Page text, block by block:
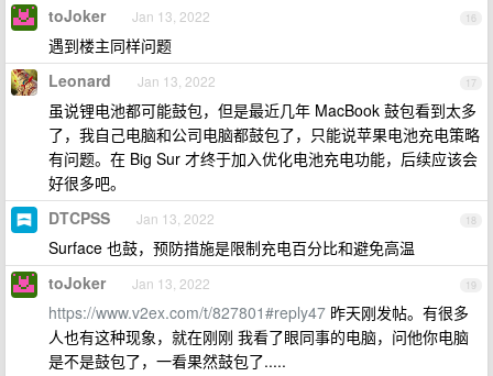
16
toJoker Jan 13, 2022
遇到楼主同样问题
17
Leonard Jan 13, 2022
虽说锂电池都可能鼓包，但是最近几年 MacBook 鼓包看到太多
了，我自己电脑和公司电脑都鼓包了，只能说苹果电池充电策略
有问题。在 Big Sur 才终于加入优化电池充电功能，后续应该会
好很多吧。
18
DTCPSS Jan 13, 2022
Surface 也鼓，预防措施是限制充电百分比和避免高温
19
toJoker Jan 13, 2022
https://www.v2ex.com/t/827801#reply47 昨天刚发帖。有很多
人也有这种现象，就在刚刚 我看了眼同事的电脑，问他你电脑
是不是鼓包了，一看果然鼓包了.....